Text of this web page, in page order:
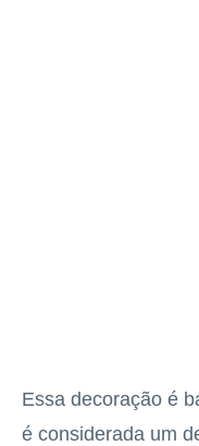
Essa decoração é
é considerada um